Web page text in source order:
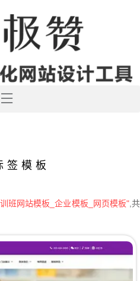
签模板
班网站模板_企业模板_网页模板",共